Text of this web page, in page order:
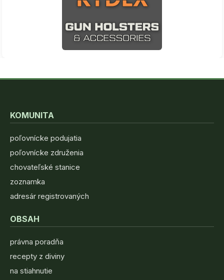
KOMUNITA
poľovnícke podujatia
poľovnícke združenia
chovateľské stanice
zoznamka
adresár registrovaných
OBSAH
právna poradňa
recepty z diviny
na stiahnutie